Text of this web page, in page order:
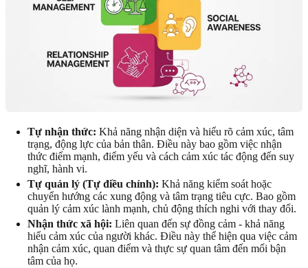
Tự nhận thức: Khả năng nhận diện và hiểu rõ cảm xúc, tâm
trạng, động lực của bản thân. Điều này bao gồm việc nhận
thức điểm mạnh, điểm yếu và cách cảm xúc tác động đến suy
nghĩ, hành vi.
Tự quản lý (Tự điều chỉnh): Khả năng kiểm soát hoặc
chuyển hướng các xung động và tâm trạng tiêu cực. Bao gồm
quản lý cảm xúc lành mạnh, chủ động thích nghi với thay đổi.
Nhận thức xã hội: Liên quan đến sự đồng cảm - khả năng
hiểu cảm xúc của người khác. Điều này thể hiện qua việc cảm
nhận cảm xúc, quan điểm và thực sự quan tâm đến mối bận
tâm của họ.